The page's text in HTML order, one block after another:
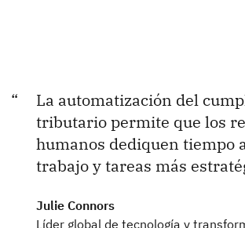
La automatización del
tributario permite que los
humanos dediquen tiempo
trabajo y tareas más
Julie Connors
Líder global de tecnología y